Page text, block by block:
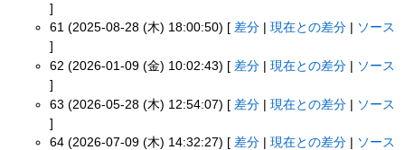
]
61 (2025-08-28 (木) 18:00:50) [ 差分 |現在との差分
ソース
]
62 (2026-01-09 (金) 10:02:43) [ 差分 |現在との差分
ソース
]
63 (2026-05-28 (木) 12:54:07) [ 差分 |現在との差分
ソース
]
64 (2026-07-09 (木) 14:32:27) [ 差分 |現在との差分 ソース